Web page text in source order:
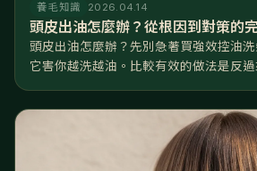
養毛知識 2026.04.14
頭皮出油怎麼辦？從根因到對策的
頭皮出油怎麼辦？先別急著買強效控油
它害你越洗越油。比較有效的做法是反
質，再從飲食和睡眠下手。 聽起來跟直